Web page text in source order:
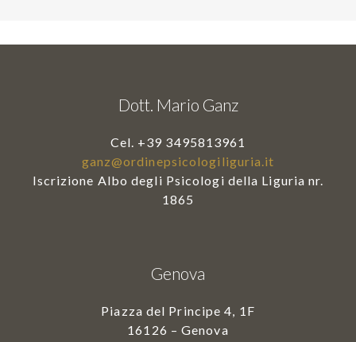
Dott. Mario Ganz
Cel. +39 3495813961
ganz@ordinepsicologiliguria.it
Iscrizione Albo degli Psicologi della Liguria nr.
1865
Genova
Piazza del Principe 4, 1F
16126 – Genova